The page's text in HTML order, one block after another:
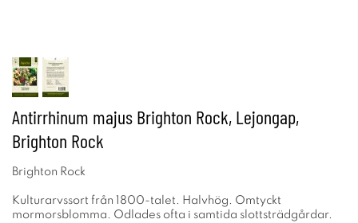
Antirrhinum majus Brighton Rock, Lejongap,
Brighton Rock
Brighton Rock
Kulturarvssort från 1800-talet. Halvhög. Omtyckt
mormorsblomma. Odlades ofta i samtida slottsträdgårdar.